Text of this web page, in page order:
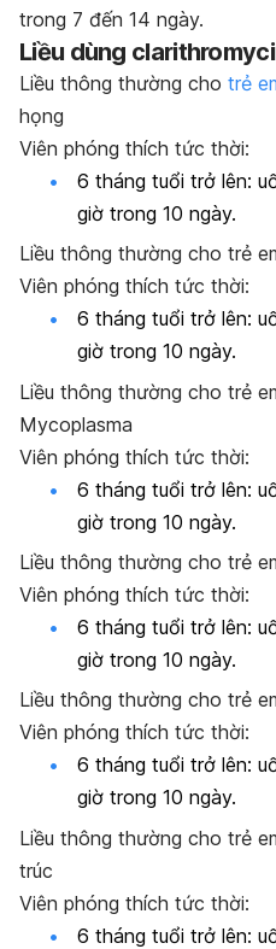
trong 7 đến 14 ngày.
Liều dùng
Liều thông thường cho trẻ
họng
Viên phóng thích tức thời:
6 tháng tuổi trở lên:
giờ trong 10 ngày.
Liều thông thường cho trẻ
Viên phóng thích tức thời:
6 tháng tuổi trở lên:
giờ trong 10 ngày.
Liều thông thường cho trẻ
Mycoplasma
Viên phóng thích tức thời:
6 tháng tuổi trở lên:
giờ trong 10 ngày.
Liều thông thường cho trẻ
Viên phóng thích tức thời:
6 tháng tuổi trở lên:
giờ trong 10 ngày.
Liều thông thường cho trẻ
Viên phóng thích tức thời:
6 tháng tuổi trở lên:
giờ trong 10 ngày.
Liều thông thường cho trẻ
trúc
Viên phóng thích tức thời:
6 tháng tuổi trở lên: